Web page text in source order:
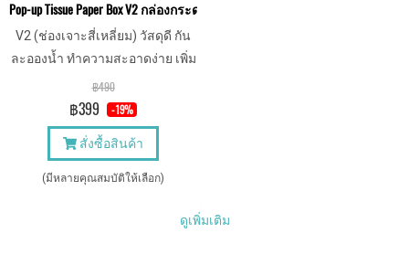
Pop-up Tissue Paper Box V2 กล่องกระดาษทิชชู่หนัง แบบป๊อปอัพ
V2 (ช่องเจาะสี่เหลี่ยม) วัสดุดี กัน
ละอองน้ำ ทำความสะอาดง่าย เพิ่ม
ความหรูหราให้กับการใช้งาน
฿490
฿399 -19%
สั่งซื้อสินค้า
(มีหลายคุณสมบัติให้เลือก)
ดูเพิ่มเติม